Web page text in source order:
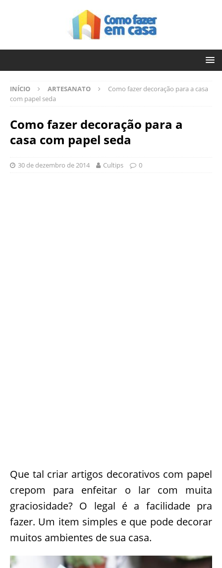
INÍCIO ARTESANATO
Como fazer decoração para a casa
com papel seda
Como fazer decoração para a
casa com papel seda
30 de dezembro de 2014 Cultips 0
Que tal criar artigos decorativos com papel
crepom para enfeitar o lar com muita
graciosidade? O legal é a facilidade pra
fazer. Um item simples e que pode decorar
muitos ambientes de sua casa.